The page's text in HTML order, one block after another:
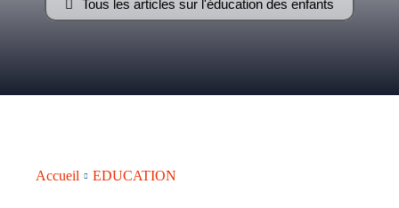
AFF
Tous les articles sur l'éducation des enfants
Accueil EDUCATION